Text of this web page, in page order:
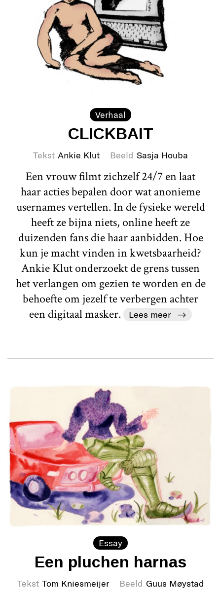
Verhaal
CLICKBAIT
Tekst Ankie Klut Beeld Sasja Houba
Een vrouw filmt zichzelf 24/7 en laat
haar acties bepalen door wat anonieme
usernames vertellen. In de fysieke wereld
heeft ze bijna niets, online heeft ze
duizenden fans die haar aanbidden. Hoe
kun je macht vinden in kwetsbaarheid?
Ankie Klut onderzoekt de grens tussen
het verlangen om gezien te worden en de
behoefte om jezelf te verbergen achter
een digitaal masker.
Lees meer
Essay
Een pluchen harnas
Tekst Tom Kniesmeijer Beeld Guus Møystad